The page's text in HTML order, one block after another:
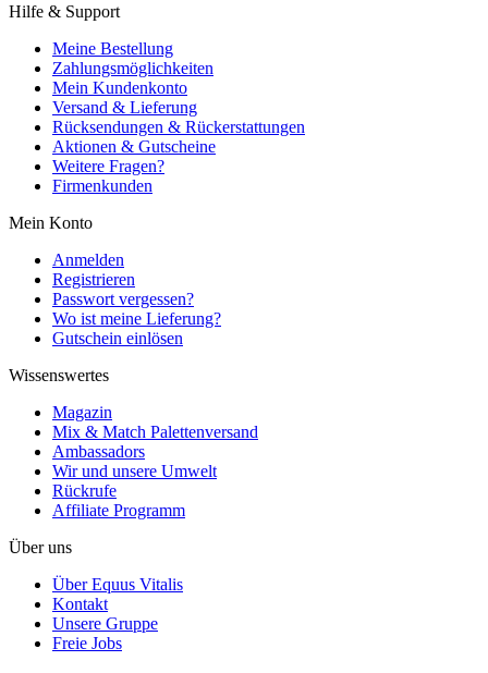
Hilfe & Support
Meine Bestellung
Zahlungsmöglichkeiten
Mein Kundenkonto
Versand & Lieferung
Rücksendungen & Rückerstattungen
Aktionen & Gutscheine
Weitere Fragen?
Firmenkunden
Mein Konto
Anmelden
Registrieren
Passwort vergessen?
Wo ist meine Lieferung?
Gutschein einlösen
Wissenswertes
Magazin
Mix & Match Palettenversand
Ambassadors
Wir und unsere Umwelt
Rückrufe
Affiliate Programm
Über uns
Über Equus Vitalis
Kontakt
Unsere Gruppe
Freie Jobs